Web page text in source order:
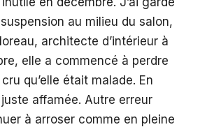
au milieu du salon,
architecte d’intérieur à
elle a commencé à perdre
qu’elle était malade. En
affamée. Autre erreur
à arroser comme en pleine